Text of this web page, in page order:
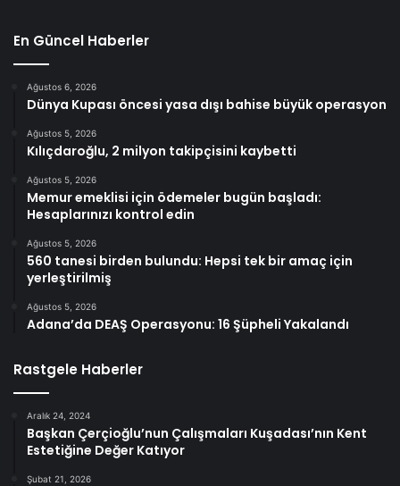
En Güncel Haberler
Ağustos 6, 2026
Dünya Kupası öncesi yasa dışı bahise büyük operasyon
Ağustos 5, 2026
Kılıçdaroğlu, 2 milyon takipçisini kaybetti
Ağustos 5, 2026
Memur emeklisi için ödemeler bugün başladı:
Hesaplarınızı kontrol edin
Ağustos 5, 2026
560 tanesi birden bulundu: Hepsi tek bir amaç için
yerleştirilmiş
Ağustos 5, 2026
Adana’da DEAŞ Operasyonu: 16 Şüpheli Yakalandı
Rastgele Haberler
Aralık 24, 2024
Başkan Çerçioğlu’nun Çalışmaları Kuşadası’nın Kent
Estetiğine Değer Katıyor
Şubat 21, 2026